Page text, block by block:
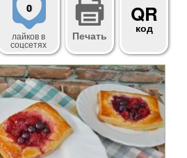
0
лайковв
соцсетях
Печать
QR
код